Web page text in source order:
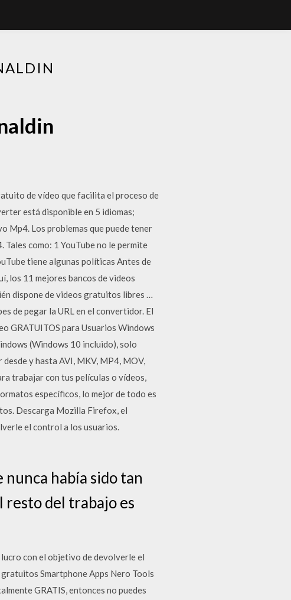
de vídeo que facilita el proceso de
está disponible en 5 idiomas;
Mp4. Los problemas que puede tener
como: 1 YouTube no le permite
tiene algunas políticas Antes de
los 11 mejores bancos de videos
dispone de videos gratuitos libres …
de pegar la URL en el convertidor. El
GRATUITOS para Usuarios Windows
(Windows 10 incluido), solo
y hasta AVI, MKV, MP4, MOV,
trabajar con tus películas o vídeos,
específicos, lo mejor de todo es
Descarga Mozilla Firefox, el
el control a los usuarios.
nunca había sido tan
resto del trabajo es
con el objetivo de devolverle el
Smartphone Apps Nero Tools
GRATIS, entonces no puedes